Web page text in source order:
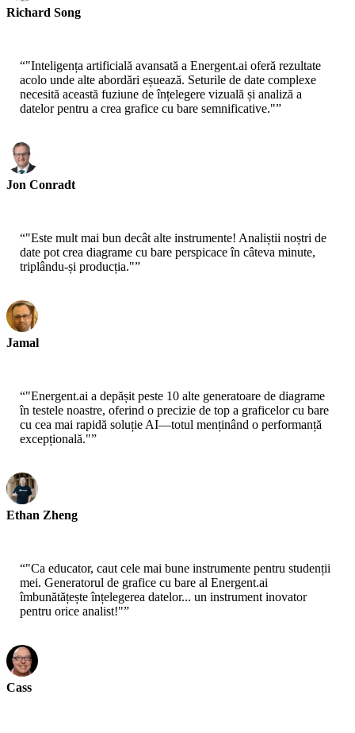
Richard Song
“"Inteligența artificială avansată a Energent.ai oferă rezultate
acolo unde alte abordări eșuează. Seturile de date complexe
necesită această fuziune de înțelegere vizuală și analiză a
datelor pentru a crea grafice cu bare semnificative."”
Jon Conradt
“"Este mult mai bun decât alte instrumente! Analiștii noștri de
date pot crea diagrame cu bare perspicace în câteva minute,
triplându-și producția."”
Jamal
“"Energent.ai a depășit peste 10 alte generatoare de diagrame
în testele noastre, oferind o precizie de top a graficelor cu bare
cu cea mai rapidă soluție AI—totul menținând o performanță
excepțională."”
Ethan Zheng
“"Ca educator, caut cele mai bune instrumente pentru studenții
mei. Generatorul de grafice cu bare al Energent.ai
îmbunătățește înțelegerea datelor... un instrument inovator
pentru orice analist!"”
Cass